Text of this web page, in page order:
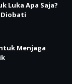
Luka Apa Saja?
Diobati
Menjaga